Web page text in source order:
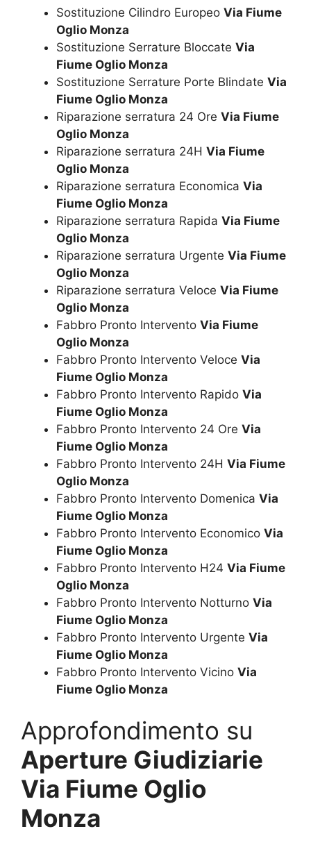
Sostituzione Cilindro Europeo Via Fiume
Oglio Monza
Sostituzione Serrature Bloccate Via
Fiume Oglio Monza
Sostituzione Serrature Porte Blindate Via
Fiume Oglio Monza
Riparazione serratura 24 Ore Via Fiume
Oglio Monza
Riparazione serratura 24H Via Fiume
Oglio Monza
Riparazione serratura Economica Via
Fiume Oglio Monza
Riparazione serratura Rapida Via Fiume
Oglio Monza
Riparazione serratura Urgente Via Fiume
Oglio Monza
Riparazione serratura Veloce Via Fiume
Oglio Monza
Fabbro Pronto Intervento Via Fiume
Oglio Monza
Fabbro Pronto Intervento Veloce Via
Fiume Oglio Monza
Fabbro Pronto Intervento Rapido Via
Fiume Oglio Monza
Fabbro Pronto Intervento 24 Ore Via
Fiume Oglio Monza
Fabbro Pronto Intervento 24H Via Fiume
Oglio Monza
Fabbro Pronto Intervento Domenica Via
Fiume Oglio Monza
Fabbro Pronto Intervento Economico Via
Fiume Oglio Monza
Fabbro Pronto Intervento H24 Via Fiume
Oglio Monza
Fabbro Pronto Intervento Notturno Via
Fiume Oglio Monza
Fabbro Pronto Intervento Urgente Via
Fiume Oglio Monza
Fabbro Pronto Intervento Vicino Via
Fiume Oglio Monza
Approfondimento su
Aperture Giudiziarie
Via Fiume Oglio
Monza